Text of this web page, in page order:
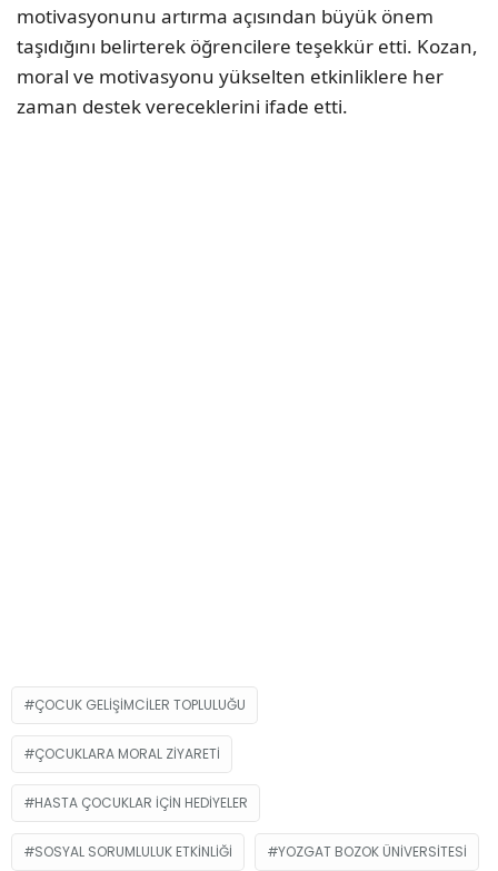
motivasyonunu artırma açısından büyük önem
taşıdığını belirterek öğrencilere teşekkür etti. Kozan,
moral ve motivasyonu yükselten etkinliklere her
zaman destek vereceklerini ifade etti.
ÇOCUK GELIŞIMCILER TOPLULUĞU
ÇOCUKLARA MORAL ZIYARETI
HASTA ÇOCUKLAR IÇIN HEDIYELER
SOSYAL SORUMLULUK ETKINLIĞI YOZGAT BOZOK ÜNIVERSITESI